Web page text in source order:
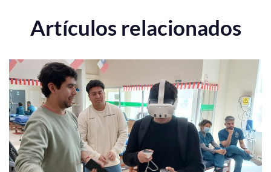
Artículos relacionados